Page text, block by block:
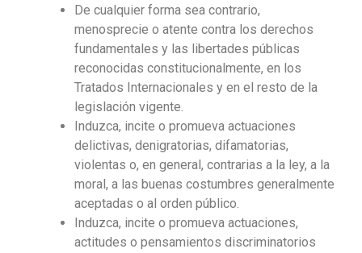
De cualquier forma sea contrario,
menosprecie o atente contra los derechos
fundamentales y las libertades públicas
reconocidas constitucionalmente, en los
Tratados Internacionales y en el resto de la
legislación vigente.
Induzca, incite o promueva actuaciones
delictivas, denigratorias, difamatorias,
violentas o, en general, contrarias a la ley, a la
moral, a las buenas costumbres generalmente
aceptadas o al orden público.
Induzca, incite o promueva actuaciones,
actitudes o pensamientos discriminatorios